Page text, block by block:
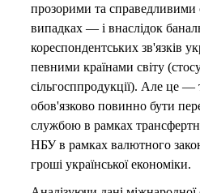
прозорими та справедливими
випадках — і внаслідок
кореспондентських зв'язків
певними країнами світу
сільгосппродукції). Але це
обов'язково повинно бути
службою в рамках
НБУ в рамках валютного
гроші української економіки.